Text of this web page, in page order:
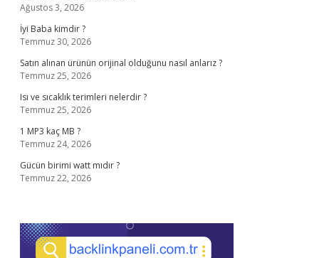
Ağustos 3, 2026
İyi Baba kimdir ?
Temmuz 30, 2026
Satın alınan ürünün orijinal olduğunu nasıl anlarız ?
Temmuz 25, 2026
Isı ve sıcaklık terimleri nelerdir ?
Temmuz 25, 2026
1 MP3 kaç MB ?
Temmuz 24, 2026
Gücün birimi watt mıdır ?
Temmuz 22, 2026